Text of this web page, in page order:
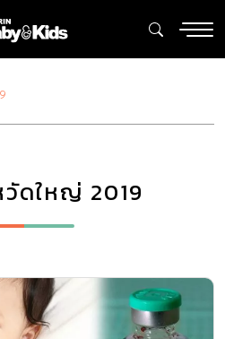
ดใหญ่ 2019